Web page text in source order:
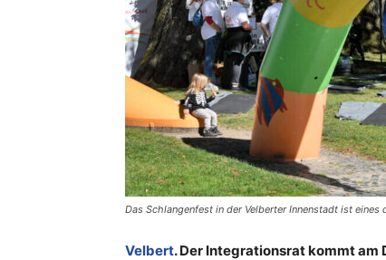
Das Schlangenfest in der Velberter Innenstadt ist
Velbert. Der Integrationsrat kommt am